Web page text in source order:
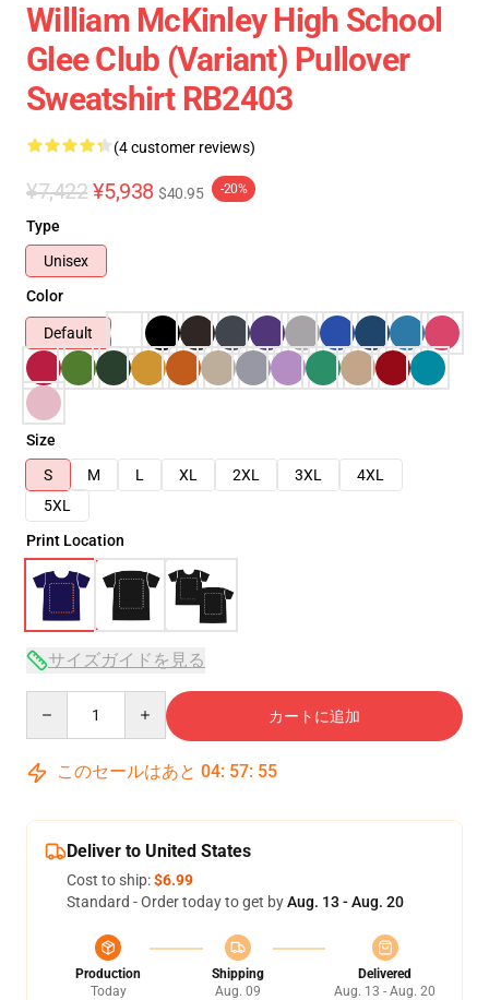
William McKinley High School
Glee Club (Variant) Pullover
Sweatshirt RB2403
(4 customer reviews)
¥7,422 ¥5,938 $40.95 -20%
Type
Unisex
Color
Default
Size
S
M L XL 2XL 3XL
4XL
5XL
Print Location
サイズガイドを見る
カートに追加
このセールはあと 04: 57: 54
Deliver to United States
Cost to ship:$6.99
Standard - Order today to get byAug. 13 - Aug. 20
Production
Today
Shipping
Aug. 09
Delivered
Aug. 13 - Aug. 20